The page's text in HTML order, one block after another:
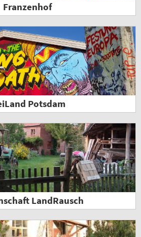
Franzenhof
Potsdam
LandRausch